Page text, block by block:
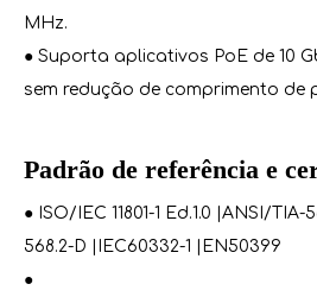
MHz.
● Suporta aplicativos PoE de 10
sem redução de comprimento de
Padrão de referência e
● ISO/IEC 11801-1 Ed.1.0 |ANSI/
568.2-D |IEC60332-1 |EN50399
●